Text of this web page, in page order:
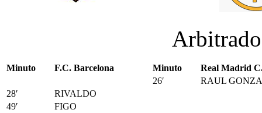
Minuto F.C. Barcelona Minuto
Real Madrid
26′
RAUL
28′
RIVALDO
49′
FIGO